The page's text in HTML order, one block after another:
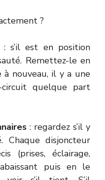
?
s’il est en position
Remettez-le en
à nouveau, il y a une
quelque part
: regardez s’il y
disjoncteur
(prises, éclairage,
puis en le